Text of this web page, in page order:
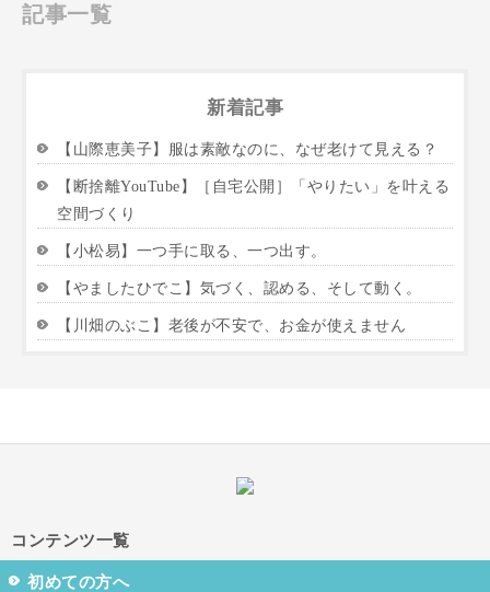
記事一覧
新着記事
【山際恵美子】服は素敵なのに、なぜ老けて見える？
【断捨離YouTube】［自宅公開］「やりたい」を叶える
空間づくり
【小松易】一つ手に取る、一つ出す。
【やましたひでこ】気づく、認める、そして動く。
【川畑のぶこ】老後が不安で、お金が使えません
コンテンツ一覧
初めての方へ